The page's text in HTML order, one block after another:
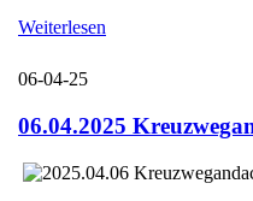
Weiterlesen
06-04-25
06.04.2025